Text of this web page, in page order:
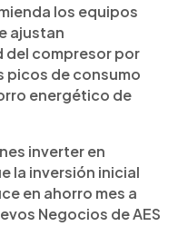
los equipos
ajustan
del compresor por
picos de consumo
energético de
inverter en
la inversión inicial
en ahorro mes a
Negocios de AES